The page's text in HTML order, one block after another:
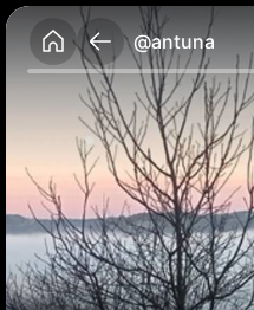
@antuna